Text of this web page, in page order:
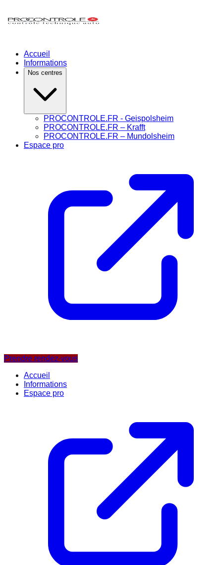
Accueil
Informations
Nos centres
PROCONTROLE.FR - Geispolsheim
PROCONTROLE.FR – Krafft
PROCONTROLE.FR – Mundolsheim
Espace pro
Prendre rendez-vous
Accueil
Informations
Espace pro